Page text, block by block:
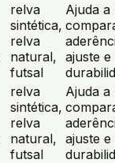
relva
sintética,
relva
natural,
futsal
Ajuda a
ajuste e
relva
sintética,
relva
natural,
futsal
Ajuda a
ajuste e